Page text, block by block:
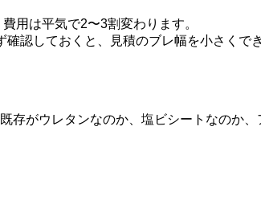
用は平気で2〜3割変わります。
認しておくと、見積のブレ幅を小さくでき
がウレタンなのか、塩ビシートなのか